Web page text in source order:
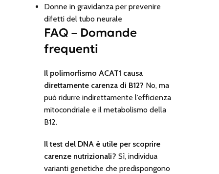
Donne in gravidanza per prevenire
difetti del tubo neurale
FAQ – Domande
frequenti
Il polimorfismo ACAT1 causa
direttamente carenza di B12? No, ma
può ridurre indirettamente l’efficienza
mitocondriale e il metabolismo della
B12.
Il test del DNA è utile per scoprire
carenze nutrizionali? Sì, individua
varianti genetiche che predispongono